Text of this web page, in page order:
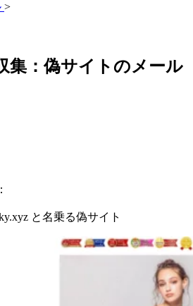
>
集：偽サイトのメール
と名乗る偽サイト